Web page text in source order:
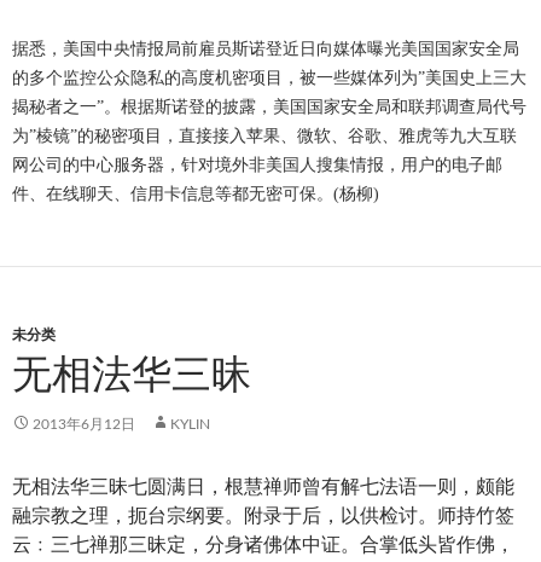
据悉，美国中央情报局前雇员斯诺登近日向媒体曝光美国国家安全局
的多个监控公众隐私的高度机密项目，被一些媒体列为”美国史上三大
揭秘者之一”。根据斯诺登的披露，美国国家安全局和联邦调查局代号
为”棱镜”的秘密项目，直接接入苹果、微软、谷歌、雅虎等九大互联
网公司的中心服务器，针对境外非美国人搜集情报，用户的电子邮
件、在线聊天、信用卡信息等都无密可保。(杨柳)
未分类
无相法华三昧
2013年6月12日 KYLIN
无相法华三昧七圆满日，根慧禅师曾有解七法语一则，颇能
融宗教之理，扼台宗纲要。附录于后，以供检讨。师持竹签
云﹕三七禅那三昧定，分身诸佛体中证。合掌低头皆作佛，